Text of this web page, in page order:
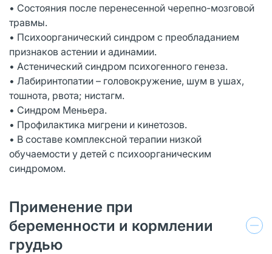
• Состояния после перенесенной черепно-мозговой
травмы.
• Психоорганический синдром с преобладанием
признаков астении и адинамии.
• Астенический синдром психогенного генеза.
• Лабиринтопатии – головокружение, шум в ушах,
тошнота, рвота; нистагм.
• Синдром Меньера.
• Профилактика мигрени и кинетозов.
• В составе комплексной терапии низкой
обучаемости у детей с психоорганическим
синдромом.
Применение при
беременности и кормлении
грудью